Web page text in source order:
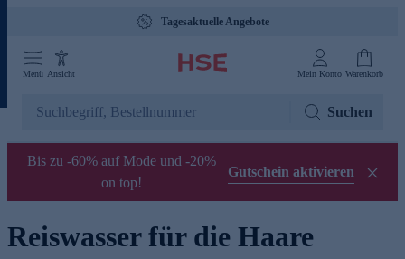
Tagesaktuelle Angebote
Menü Ansicht Mein Konto Warenkorb
Suchen
Bis zu -60% auf Mode und -20%
on top!
Gutschein aktivieren
Reiswasser für die Haare